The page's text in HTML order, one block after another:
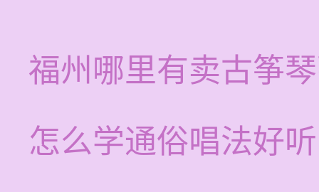
福州哪里有卖古筝
怎么学通俗唱法好听